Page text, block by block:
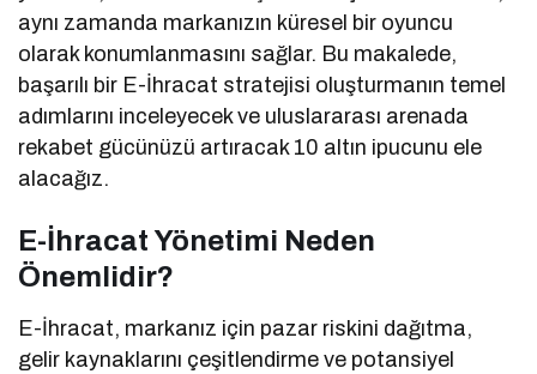
aynı zamanda markanızın küresel bir oyuncu
olarak konumlanmasını sağlar. Bu makalede,
başarılı bir E-İhracat stratejisi oluşturmanın temel
adımlarını inceleyecek ve uluslararası arenada
rekabet gücünüzü artıracak 10 altın ipucunu ele
alacağız.
E-İhracat Yönetimi Neden
Önemlidir?
E-İhracat, markanız için pazar riskini dağıtma,
gelir kaynaklarını çeşitlendirme ve potansiyel